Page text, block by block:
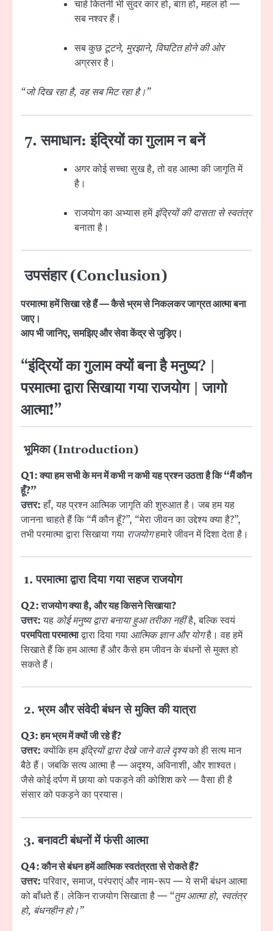
चाहे कितनी भी सुंदर कार हो, बाग़ हो, महल हो —
सब नश्वर हैं।
सब कुछ टूटने, मुरझाने, विघटित होने की ओर
अग्रसर है।
“जो दिख रहा है, वह सब मिट रहा है।”
7. समाधान: इंद्रियों का गुलाम न बनें
अगर कोई सच्चा सुख है, तो वह आत्मा की जागृति में
है।
राजयोग का अभ्यास हमेंइंद्रियों की दासता से स्वतंत्र
बनाता है।
उपसंहार (Conclusion)
परमात्मा हमें सिखा रहे हैं — कैसे भ्रम से निकलकर जाग्रत आत्मा बना
जाए।
आप भी जानिए, समझिए और सेवा केंद्र से जुड़िए।
“इंद्रियों का गुलाम क्यों बना है मनुष्य? |
परमात्मा द्वारा सिखाया गया राजयोग | जागो
आत्मा!”
भूमिका (Introduction)
Q1: क्या हम सभी के मन में कभी न कभी यह प्रश्न उठता है कि “मैं कौन
हूँ?”
उत्तर:हाँ, यह प्रश्न आत्मिक जागृति की शुरुआत है। जब हम यह
जानना चाहते हैं कि “मैं कौन हूँ?”, “मेरा जीवन का उद्देश्य क्या है?”,
तभी परमात्मा द्वारा सिखाया गया राजयोगहमारे जीवन में दिशा देता है।
1. परमात्मा द्वारा दिया गया सहज राजयोग
Q2: राजयोग क्या है, और यह किसने सिखाया?
उत्तर:यह कोई मनुष्य द्वारा बनाया हुआ तरीका नहींहै, बल्कि स्वयं
परमपिता परमात्माद्वारा दिया गया आत्मिक ज्ञान और योगहै। वह हमें
सिखाते हैं कि हम आत्मा हैं और कैसे हम जीवन के बंधनों से मुक्त हो
सकते हैं।
2. भ्रम और संवेदी बंधन से मुक्ति की यात्रा
Q3: हम भ्रम में क्यों जी रहे हैं?
उत्तर:क्योंकि हमइंद्रियों द्वारा देखे जाने वाले दृश्यको ही सत्य मान
बैठे हैं। जबकि सत्य आत्मा है — अदृश्य, अविनाशी, और शाश्वत।
जैसे कोई दर्पण में छाया को पकड़ने की कोशिश करे — वैसा ही है
संसार को पकड़ने का प्रयास।
3. बनावटी बंधनों में फंसी आत्मा
Q4: कौन से बंधन हमें आत्मिक स्वतंत्रता से रोकते हैं?
उत्तर:परिवार, समाज, परंपराएं और नाम-रूप — ये सभी बंधन आत्मा
को बाँधते हैं। लेकिन राजयोग सिखाता है — “तुम आत्मा हो, स्वतंत्र
हो, बंधनहीन हो।”